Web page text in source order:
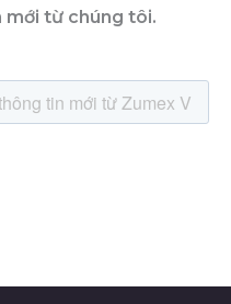
mới từ chúng tôi.